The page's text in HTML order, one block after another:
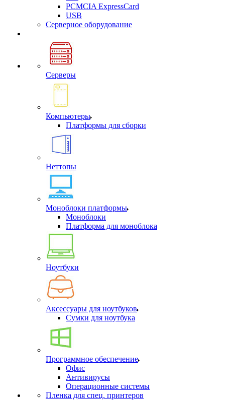
PCMCIA ExpressCard
USB
Cерверное оборудование
Серверы
Компьютеры
Платформы для сборки
Неттопы
Моноблоки платформы
Моноблоки
Платформа для моноблока
Ноутбуки
Аксессуары для ноутбуков
Сумки для ноутбука
Программное обеспечение
Офис
Антивирусы
Операционные системы
Пленка для спец. принтеров